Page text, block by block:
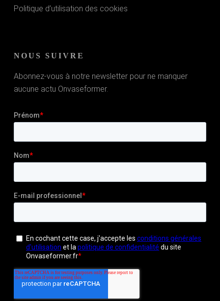
Politique d’utilisation des cookies
NOUS SUIVRE
Abonnez-vous à notre newsletter pour ne manquer
aucune actu Onvaseformer.